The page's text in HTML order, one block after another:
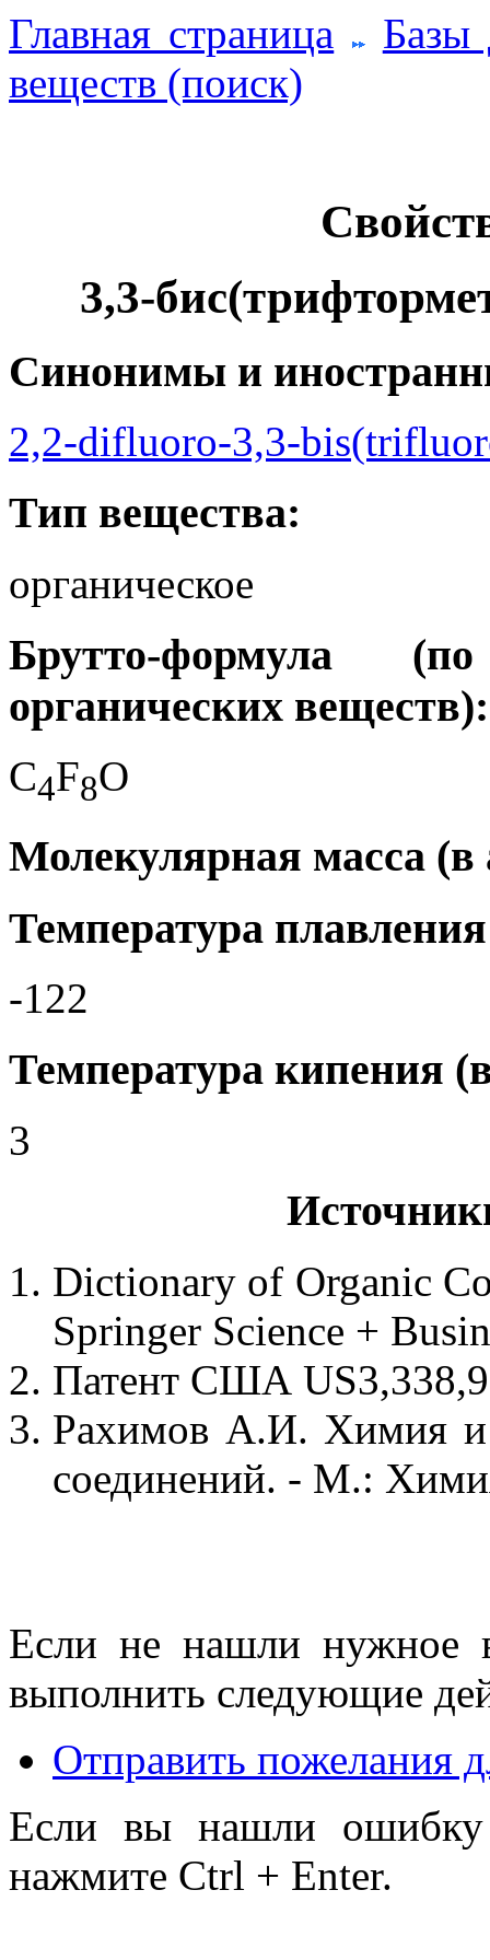
Главная страница
Базы
веществ (поиск)
3,3-
Синонимы и
2,2-difluoro-3,3-
Тип вещества:
органическое
Брутто-формула
органических веществ):
C4F8O
Молекулярная масса (в
Температура
-122
Температура кипения
3
Dictionary of Organic
Springer Science +
Патент США
Рахимов А.И. Химия и
соединений. - М.:
Если не нашли нужное
выполнить следующие
Отправить пожелания
Если вы нашли ошибку
нажмите Ctrl + Enter.